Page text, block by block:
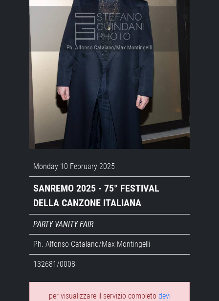
Monday 10 February 2025
SANREMO 2025 - 75° FESTIVAL
DELLA CANZONE ITALIANA
PARTY VANITY FAIR
Ph. Alfonso Catalano/Max Montingelli
132681/0008
per visualizzare il servizio completo devi